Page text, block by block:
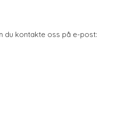
du kontakte oss på e-post: